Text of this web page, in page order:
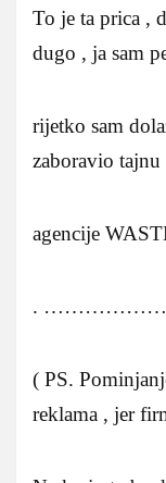
To je ta prica ,
dugo , ja sam
rijetko sam
zaboravio
agencije
.
( PS.
reklama , jer